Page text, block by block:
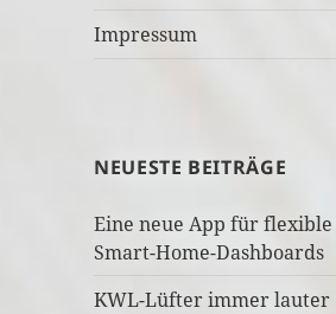
Impressum
NEUESTE BEITRÄGE
Eine neue App für flexible
Smart-Home-Dashboards
KWL-Lüfter immer lauter